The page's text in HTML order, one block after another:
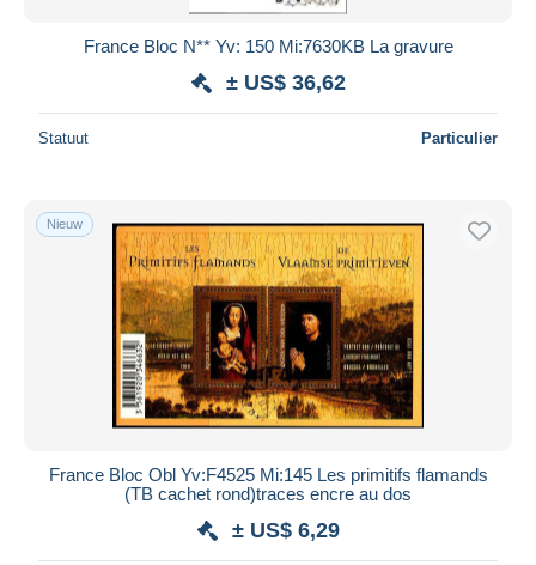
France Bloc N** Yv: 150 Mi:7630KB La gravure
± US$ 36,62
Statuut Particulier
Nieuw
France Bloc Obl Yv:F4525 Mi:145 Les primitifs flamands
(TB cachet rond)traces encre au dos
± US$ 6,29